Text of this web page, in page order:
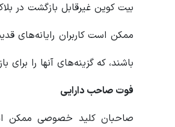
بیت کوین غیرقابل بازگشت در
ممکن است کاربران رایانه‌های
باشند، که گزینه‌های آنها را
فوت صاحب دارایی
صاحبان کلید خصوصی ممکن